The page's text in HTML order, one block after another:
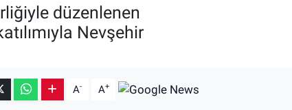
düzenlenen
Nevşehir
A- A+